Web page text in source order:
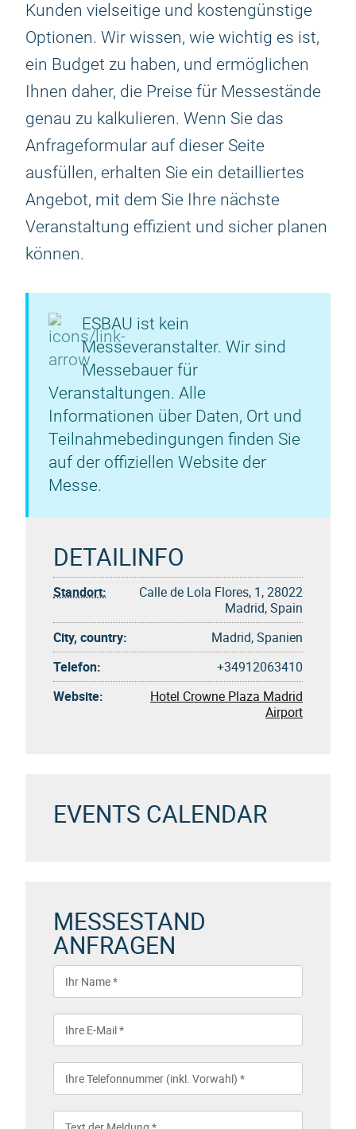
Kunden vielseitige und kostengünstige
Optionen. Wir wissen, wie wichtig es ist,
ein Budget zu haben, und ermöglichen
Ihnen daher, die Preise für Messestände
genau zu kalkulieren. Wenn Sie das
Anfrageformular auf dieser Seite
ausfüllen, erhalten Sie ein detailliertes
Angebot, mit dem Sie Ihre nächste
Veranstaltung effizient und sicher planen
können.
ESBAU ist kein
Messeveranstalter. Wir sind
Messebauer für
Veranstaltungen. Alle
Informationen über Daten, Ort und
Teilnahmebedingungen finden Sie
auf der offiziellen Website der
Messe.
DETAILINFO
Standort:
Calle de Lola Flores, 1, 28022
Madrid, Spain
City, country:
Madrid, Spanien
Telefon:
+34912063410
Website:
Hotel Crowne Plaza Madrid
Airport
EVENTS CALENDAR
MESSESTAND
ANFRAGEN